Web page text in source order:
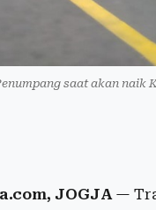
saat akan naik
JOGJA —